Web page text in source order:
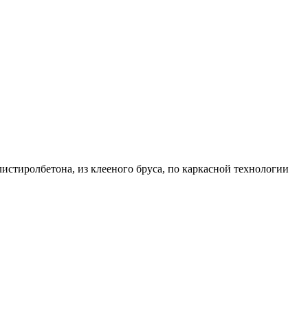
из клееного бруса, по каркасной технологии